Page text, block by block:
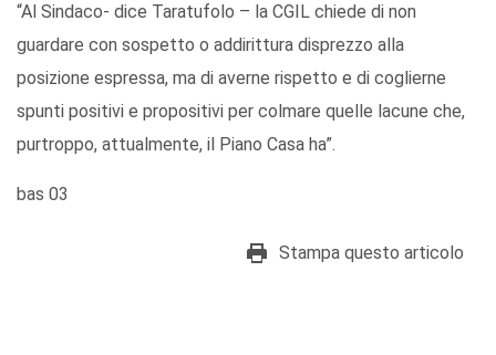
“Al Sindaco- dice Taratufolo – la CGIL chiede di non
guardare con sospetto o addirittura disprezzo alla
posizione espressa, ma di averne rispetto e di coglierne
spunti positivi e propositivi per colmare quelle lacune che,
purtroppo, attualmente, il Piano Casa ha”.
bas 03
Stampa questo articolo